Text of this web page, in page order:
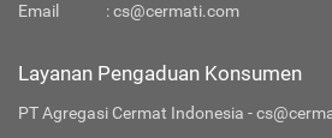
Email
:cs@cermati.com
Layanan Pengaduan Konsumen
PT Agregasi Cermat Indonesia -